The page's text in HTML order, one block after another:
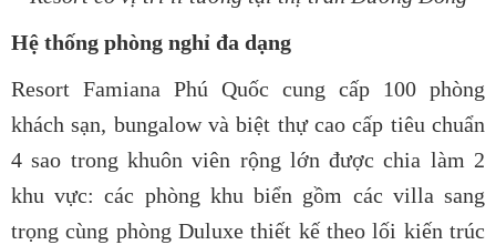
Hệ thống phòng nghỉ đa dạng
Resort Famiana Phú Quốc cung cấp 100 phòng
khách sạn, bungalow và biệt thự cao cấp tiêu chuẩn
4 sao trong khuôn viên rộng lớn được chia làm 2
khu vực: các phòng khu biển gồm các villa sang
trọng cùng phòng Duluxe thiết kế theo lối kiến trúc